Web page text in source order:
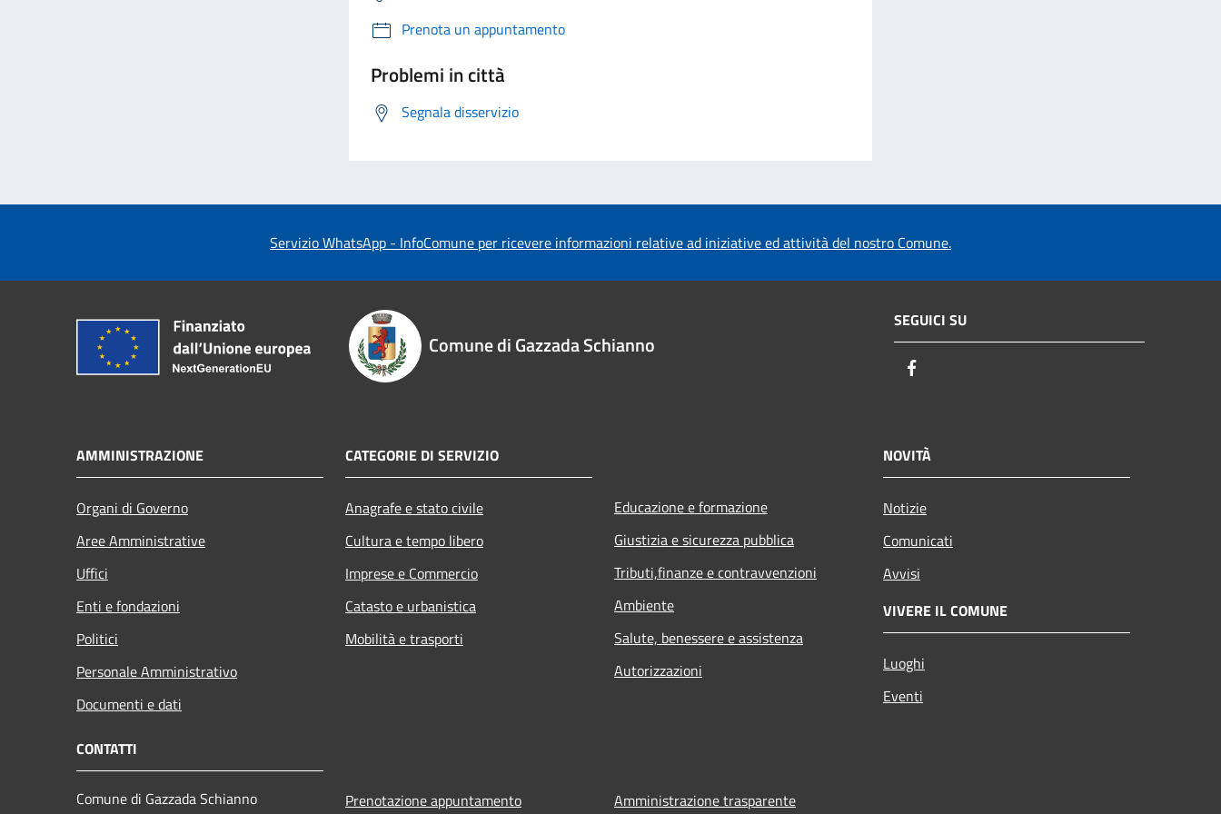
Prenota un appuntamento
Problemi in città
Segnala disservizio
Servizio WhatsApp - InfoComune per ricevere informazioni relative ad iniziative ed attività del nostro Comune.
Comune di Gazzada Schianno
SEGUICI SU
AMMINISTRAZIONE
Organi di Governo
Aree Amministrative
Uffici
Enti e fondazioni
Politici
Personale Amministrativo
Documenti e dati
CATEGORIE DI SERVIZIO
Anagrafe e stato civile
Cultura e tempo libero
Imprese e Commercio
Catasto e urbanistica
Mobilità e trasporti
Educazione e formazione
Giustizia e sicurezza pubblica
Tributi,finanze e contravvenzioni
Ambiente
Salute, benessere e assistenza
Autorizzazioni
NOVITÀ
Notizie
Comunicati
Avvisi
VIVERE IL COMUNE
Luoghi
Eventi
CONTATTI
Comune di Gazzada Schianno
Prenotazione appuntamento Amministrazione trasparente